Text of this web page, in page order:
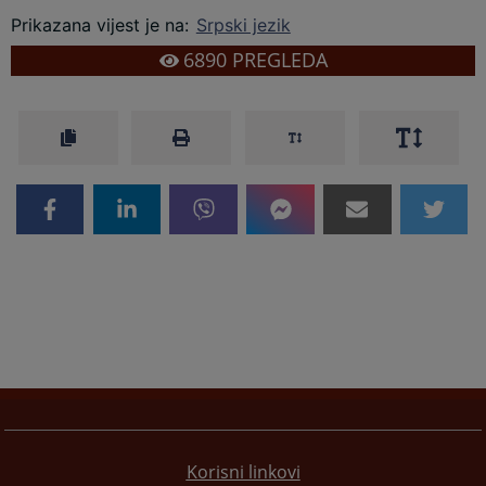
Prikazana vijest je na: Srpski jezik
6890PREGLEDA
Korisni linkovi